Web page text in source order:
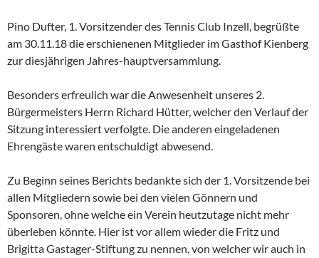
Pino Dufter, 1. Vorsitzender des Tennis Club Inzell, begrüßte
am 30.11.18 die erschienenen Mitglieder im Gasthof Kienberg
zur diesjährigen Jahres-hauptversammlung.
Besonders erfreulich war die Anwesenheit unseres 2.
Bürgermeisters Herrn Richard Hütter, welcher den Verlauf der
Sitzung interessiert verfolgte. Die anderen eingeladenen
Ehrengäste waren entschuldigt abwesend.
Zu Beginn seines Berichts bedankte sich der 1. Vorsitzende bei
allen Mitgliedern sowie bei den vielen Gönnern und
Sponsoren, ohne welche ein Verein heutzutage nicht mehr
überleben könnte. Hier ist vor allem wieder die Fritz und
Brigitta Gastager-Stiftung zu nennen, von welcher wir auch in